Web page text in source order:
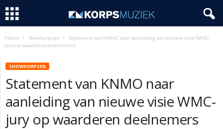
Home Showkorpsen
Statement van KNMO naar aanleiding van nieuwe visie WMC-
jury op waarderen deelnemers
SHOWKORPSEN
Statement van KNMO naar
aanleiding van nieuwe visie WMC-
jury op waarderen deelnemers